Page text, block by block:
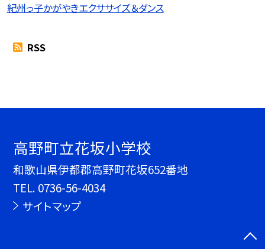
紀州っ子かがやきエクササイズ＆ダンス
RSS
高野町立花坂小学校
和歌山県伊都郡高野町花坂652番地
TEL. 0736-56-4034
サイトマップ